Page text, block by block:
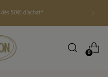
dès 50€ d'achat*
0